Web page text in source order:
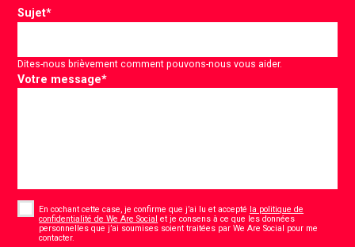
Sujet*
Dites-nous brièvement comment pouvons-nous vous aider.
Votre message*
En cochant cette case, je confirme que j’ai lu et accepté la politique de
confidentialité de We Are Social et je consens à ce que les données
personnelles que j’ai soumises soient traitées par We Are Social pour me
contacter.